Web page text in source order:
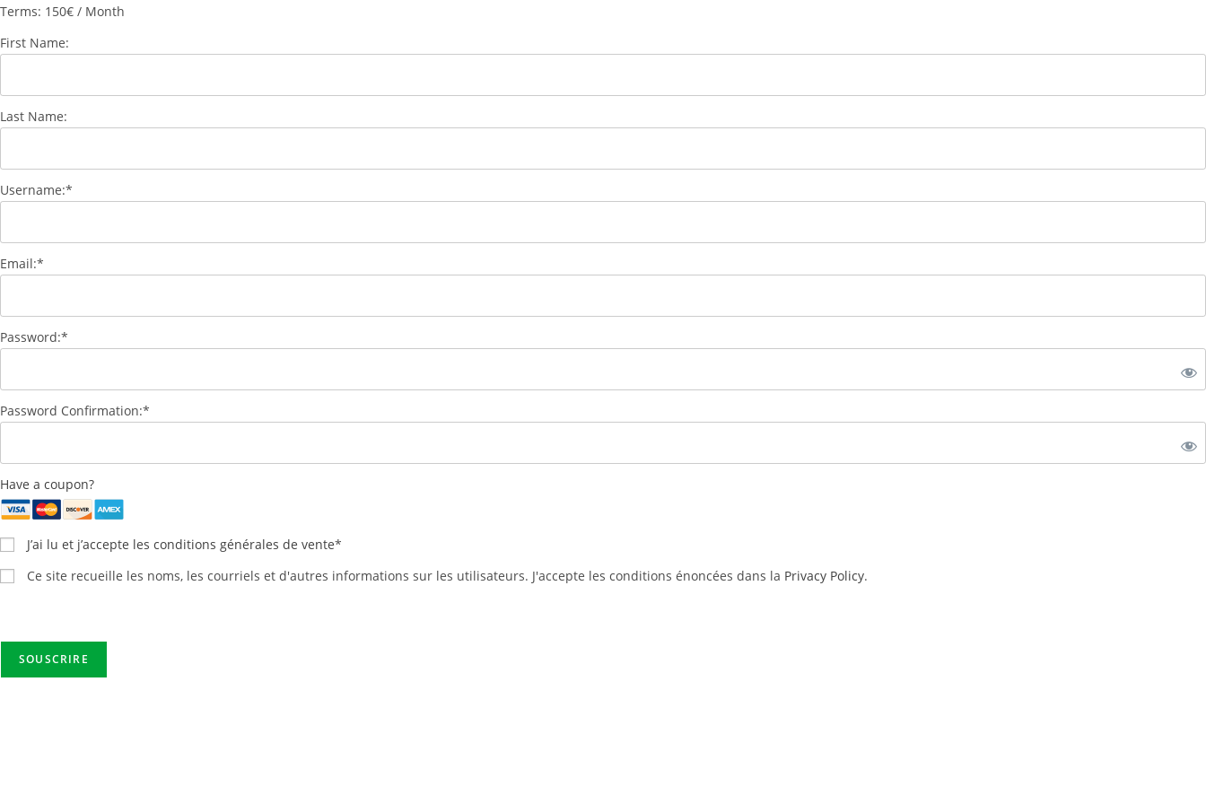
Terms: 150€ / Month
First Name:
Last Name:
Username:*
Email:*
Password:*
Password Confirmation:*
Have a coupon?
J’ai lu et j’accepte les conditions générales de vente*
Ce site recueille les noms, les courriels et d'autres informations sur les utilisateurs. J'accepte les conditions énoncées dans la Privacy Policy.
No val